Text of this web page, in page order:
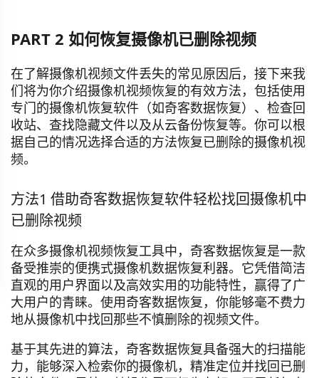
PART 2 如何恢复摄像机已删除视频
在了解摄像机视频文件丢失的常见原因后，接下来我
们将为你介绍摄像机视频恢复的有效方法，包括使用
专门的摄像机恢复软件（如奇客数据恢复）、检查回
收站、查找隐藏文件以及从云备份恢复等。你可以根
据自己的情况选择合适的方法恢复已删除的摄像机视
频。
方法1 借助奇客数据恢复软件轻松找回摄像机中
已删除视频
在众多摄像机视频恢复工具中，奇客数据恢复是一款
备受推崇的便携式摄像机数据恢复利器。它凭借简洁
直观的用户界面以及高效实用的功能特性，赢得了广
大用户的青睐。使用奇客数据恢复，你能够毫不费力
地从摄像机中找回那些不慎删除的视频文件。
基于其先进的算法，奇客数据恢复具备强大的扫描能
力，能够深入检索你的摄像机，精准定位并找回已删